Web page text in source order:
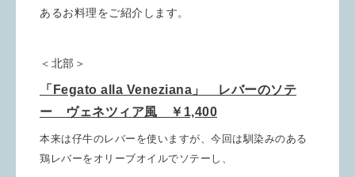
あるお料理をご紹介します。
＜北部＞
「Fegato alla Veneziana」
レバーのソテ
ー ヴェネツィア風 ￥1,400
本来は仔牛のレバーを使いますが、今回は馴染みのある
鶏レバーをオリーブオイルでソテーし、